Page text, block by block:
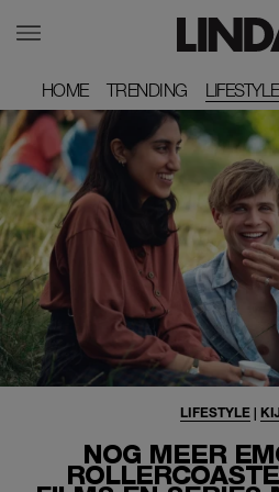
HOME
HOME TRENDING
TRENDING LIFESTYLE
NOG MEER
LIFESTYLE |